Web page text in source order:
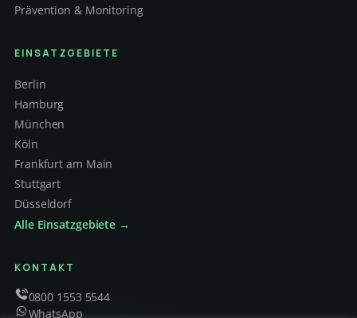
Prävention & Monitoring
EINSATZGEBIETE
Berlin
Hamburg
München
Köln
Frankfurt am Main
Stuttgart
Düsseldorf
Alle Einsatzgebiete →
KONTAKT
0800 1553 5544
WhatsApp